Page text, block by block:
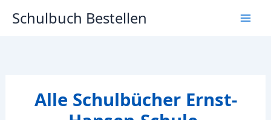
InhaltSchulbuch Bestellen
Alle Schulbücher Ernst-